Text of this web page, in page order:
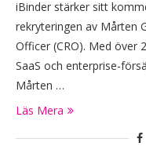
iBinder stärker sitt
rekryteringen av Mårten
Officer (CRO). Med över
SaaS och enterprise-
Mårten …
Läs Mera